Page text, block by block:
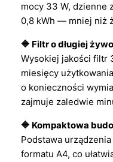
mocy 33 W, dzienne
0,8 kWh — mniej niż
🔷 Filtr o długiej
Wysokiej jakości filtr
miesięcy
o konieczności
zajmuje zaledwie
🔷 Kompaktowa
Podstawa
formatu A4, co